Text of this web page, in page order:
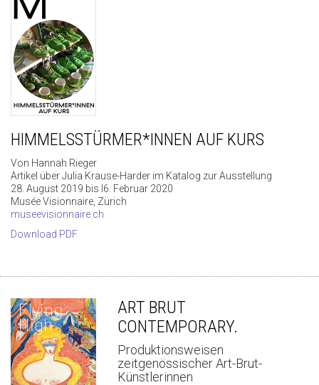
HIMMELSSTÜRMER*INNEN AUF KURS
Von Hannah Rieger
Artikel über Julia Krause-Harder im Katalog zur Ausstellung
28. August 2019 bis I6. Februar 2020
Musée Visionnaire, Zürich
museevisionnaire.ch
Download PDF
ART BRUT
CONTEMPORARY.
Produktionsweisen
zeitgenössischer Art-Brut-
Künstlerinnen